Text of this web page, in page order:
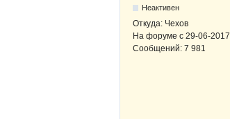
Неактивен
Откуда: Чехов
На форуме с 29-06-2017
Сообщений: 7 981